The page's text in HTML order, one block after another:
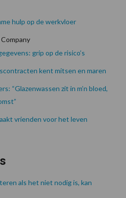
hulp op de werkvloer
grip op de risico’s
kent mitsen en maren
“Glazenwassen zit in m’n bloed,
vrienden voor het leven
als het niet nodig is, kan